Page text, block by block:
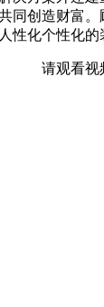
创造财富
化个性化
请观看视